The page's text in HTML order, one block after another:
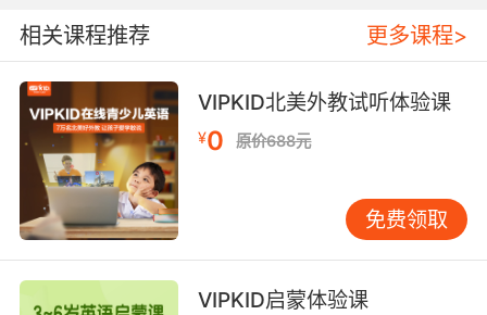
二、序数词是由基数词转变而来的，具体口诀如
下： 基变序，有规律， 词尾—th加上去; 1，2，
3，特殊记； 词尾字母t,d,d (first, second, third
) 8少t, 9减e;(eight — eighth nine—ninth) ve要
用f 替； (five —fifth twelve— twelfth) 见y 变
成 i和e ， 再加 th 莫忘记； (twenty –
twentieth) 若要遇到几十几， 只变个位就可以。
(forty –four ----- forty –fouth)
相关课程推荐 更多课程>
VIPKID北美外教试听体验课
¥0 原价688元
免费领取
VIPKID启蒙体验课